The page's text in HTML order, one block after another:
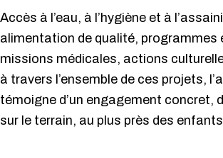
Accès à l’eau, à l’hygiène et à
alimentation de qualité, programmes
missions médicales, actions
à travers l’ensemble de ces projets,
témoigne d’un engagement concret,
sur le terrain, au plus près des